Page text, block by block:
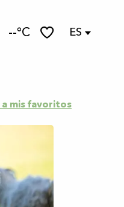
--°C ES
favoris
mis favoritos